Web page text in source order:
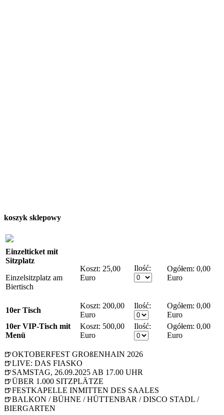
koszyk sklepowy
Einzelticket mit
Sitzplatz
Einzelsitzplatz am
Biertisch
Koszt: 25,00
Euro
Ilość:
0,00
Euro
10er Tisch
Koszt: 200,00
Euro
Ilość:
0,00
Euro
10er VIP-Tisch mit
Menü
Koszt: 500,00
Euro
Ilość:
0,00
Euro
🍺OKTOBERFEST GROßENHAIN 2026
🍺LIVE: DAS FIASKO
🍺SAMSTAG, 26.09.2025 AB 17.00 UHR
🍺ÜBER 1.000 SITZPLÄTZE
🍺FESTKAPELLE INMITTEN DES SAALES
🍺BALKON / BÜHNE / HÜTTENBAR / DISCO STADL /
BIERGARTEN